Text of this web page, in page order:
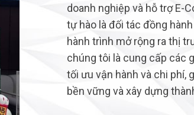
doanh nghiệp và hỗ trợ E-
tự hào là đối tác đồng
hành trình mở rộng ra thị
chúng tôi là cung cấp các
tối ưu vận hành và chi phí,
bền vững và xây dựng